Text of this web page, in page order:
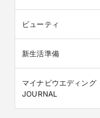
ビューティ
新生活準備
マイナビウエディング
JOURNAL